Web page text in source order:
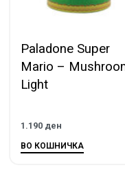
Paladone Super
Mario –
Light
1.190 ден
ВО КОШНИЧКА